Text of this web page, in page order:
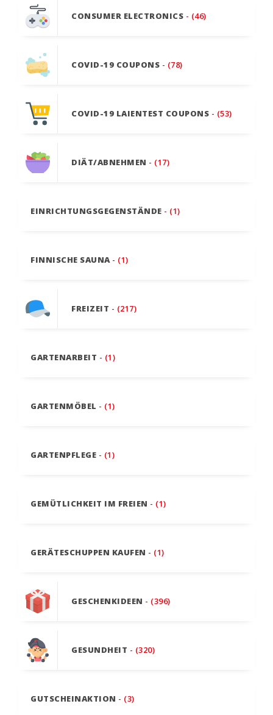
CONSUMER ELECTRONICS - (46)
COVID-19 COUPONS - (78)
COVID-19 LAIENTEST COUPONS - (53)
DIÄT/ABNEHMEN - (17)
EINRICHTUNGSGEGENSTÄNDE - (1)
FINNISCHE SAUNA - (1)
FREIZEIT - (217)
GARTENARBEIT - (1)
GARTENMÖBEL - (1)
GARTENPFLEGE - (1)
GEMÜTLICHKEIT IM FREIEN - (1)
GERÄTESCHUPPEN KAUFEN - (1)
GESCHENKIDEEN - (396)
GESUNDHEIT - (320)
GUTSCHEINAKTION - (3)